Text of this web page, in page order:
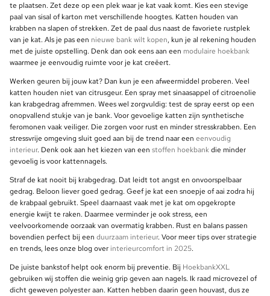
te plaatsen. Zet deze op een plek waar je kat vaak komt. Kies een stevige
paal van sisal of karton met verschillende hoogtes. Katten houden van
krabben na slapen of strekken. Zet de paal dus naast de favoriete rustplek
van je kat. Als je pas een nieuwe bank wilt kopen, kun je al rekening houden
met de juiste opstelling. Denk dan ook eens aan een modulaire hoekbank
waarmee je eenvoudig ruimte voor je kat creëert.
Werken geuren bij jouw kat? Dan kun je een afweermiddel proberen. Veel
katten houden niet van citrusgeur. Een spray met sinaasappel of citroenolie
kan krabgedrag afremmen. Wees wel zorgvuldig: test de spray eerst op een
onopvallend stukje van je bank. Voor gevoelige katten zijn synthetische
feromonen vaak veiliger. Die zorgen voor rust en minder stresskrabben. Een
stressvrije omgeving sluit goed aan bij de trend naar een eenvoudig
interieur. Denk ook aan het kiezen van een stoffen hoekbankdie minder
gevoelig is voor kattennagels.
Straf de kat nooit bij krabgedrag. Dat leidt tot angst en onvoorspelbaar
gedrag. Beloon liever goed gedrag. Geef je kat een snoepje of aai zodra hij
de krabpaal gebruikt. Speel daarnaast vaak met je kat om opgekropte
energie kwijt te raken. Daarmee verminder je ook stress, een
veelvoorkomende oorzaak van overmatig krabben. Rust en balans passen
bovendien perfect bij een duurzaam interieur. Voor meer tips over strategie
en trends, lees onze blog over interieurcomfort in 2025.
De juiste bankstof helpt ook enorm bij preventie. Bij HoekbankXXL
gebruiken wij stoffen die weinig grip geven aan nagels. Ik raad microvezel of
dicht geweven polyester aan. Katten hebben daarin geen houvast, dus ze